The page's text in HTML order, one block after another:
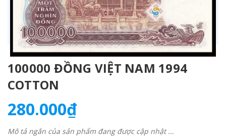
100000 ĐỒNG VIỆT NAM 1994
COTTON
280.000₫
Mô tả ngắn của sản phẩm đang được cập nhật ...